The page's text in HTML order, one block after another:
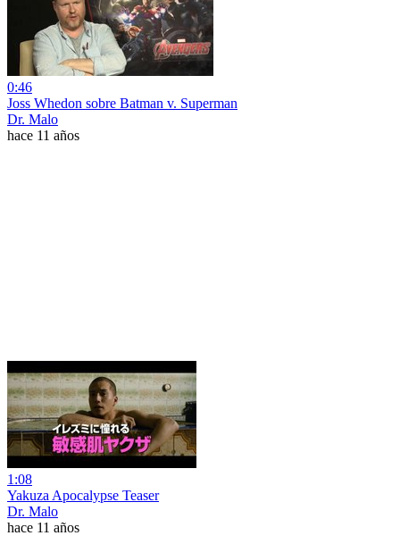
0:46
Joss Whedon sobre Batman v. Superman
Dr. Malo
hace 11 años
1:08
Yakuza Apocalypse Teaser
Dr. Malo
hace 11 años